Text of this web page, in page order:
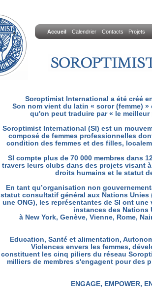
Accueil Calendrier Contacts Projets
Soroptimist International a été créé
Son nom vient du latin « soror (femme) »
qu'on peut traduire par « le meilleur
Soroptimist International (SI) est un
composé de femmes professionnelles
condition des femmes et des filles,
SI compte plus de 70 000 membres dans
travers leurs clubs dans des projets visant
droits humains et le statut
En tant qu’organisation non
statut consultatif général aux Nations
une ONG), les représentantes de SI ont
instances des Nations
à New York, Genève, Vienne, Rome,
Education, Santé et alimentation,
Violences envers les femmes,
constituent les cinq piliers du réseau
milliers de membres s'engagent pour des
ENGAGE, EMPOWER,